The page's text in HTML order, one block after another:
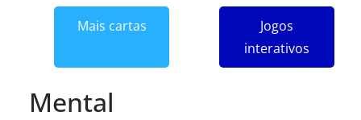
Mais cartas
Jogos
interativos
Mental